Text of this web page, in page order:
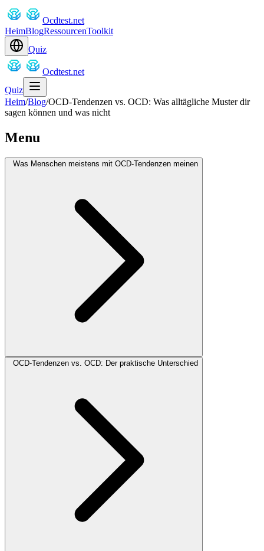
Ocdtest.net
HeimBlogRessourcenToolkit
Quiz
Ocdtest.net
Quiz
Heim/Blog/OCD-Tendenzen vs. OCD: Was alltägliche Muster dir
sagen können und was nicht
Menu
Was Menschen meistens mit OCD-Tendenzen meinen
OCD-Tendenzen vs. OCD: Der praktische Unterschied